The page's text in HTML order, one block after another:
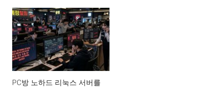
PC방 노하드 리눅스 서버를